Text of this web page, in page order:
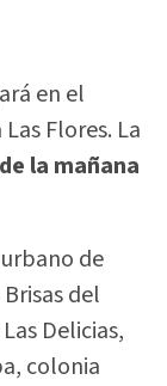
en el
Flores. La
la mañana
de
del
Delicias,
colonia